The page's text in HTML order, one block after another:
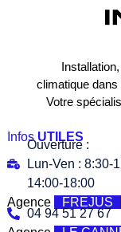
climatique
Votre
Infos UTILES
Ouverture :
Lun-Ven : 8:30-
14:00-18:00
Agence
FREJUS
04 94 51 27 67